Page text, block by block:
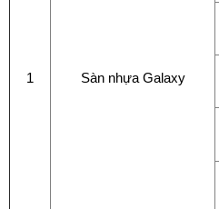
1 Sàn nhựa Galaxy